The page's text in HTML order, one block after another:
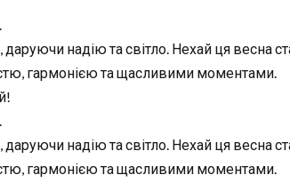
надію та світло. Нехай ця весна
гармонією та щасливими моментами.
надію та світло. Нехай ця весна
гармонією та щасливими моментами.